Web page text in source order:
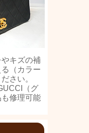
キズの補
（カラー
さい。
（グ
修理可能